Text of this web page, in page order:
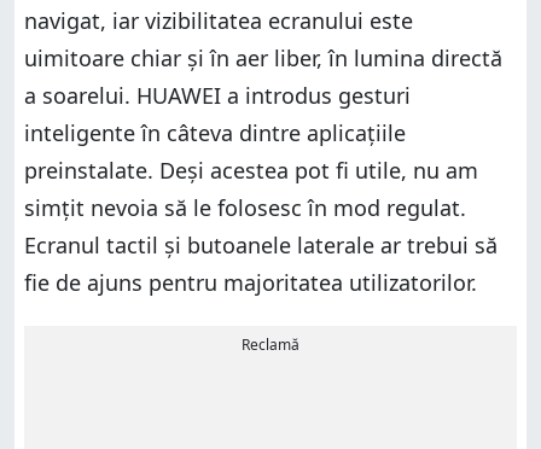
navigat, iar vizibilitatea ecranului este
uimitoare chiar și în aer liber, în lumina directă
a soarelui. HUAWEI a introdus gesturi
inteligente în câteva dintre aplicațiile
preinstalate. Deși acestea pot fi utile, nu am
simțit nevoia să le folosesc în mod regulat.
Ecranul tactil și butoanele laterale ar trebui să
fie de ajuns pentru majoritatea utilizatorilor.
Reclamă